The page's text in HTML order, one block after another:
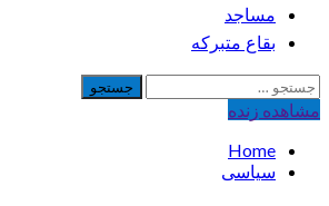
مساجد
بقاع متبرکه
جستجو
برای:
مشاهده‌ زنده
Home
سیاسی